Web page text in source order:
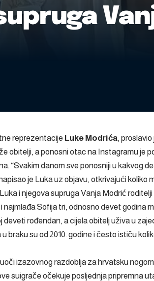
reprezentacije Luke Modrića, proslavio
obitelji, a ponosni otac na Instagramu je
“Svakim danom sve ponosniji u kakvog
je Luka uz objavu, otkrivajući koliko
i njegova supruga Vanja Modrić roditelji
najmlađa Sofija tri, odnosno devet godina
deveti rođendan, a cijela obitelj uživa u
braku su od 2010. godine i često ističu
izazovnog razdoblja za hrvatsku
suigrače očekuje posljednja pripremna